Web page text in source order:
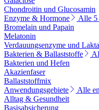
Chondroitin und Glucosamin
Enzyme & Hormone
Alle 5
Bromelain und Papain
Melatonin
Verdauungsenzyme und
Bakterien & Ballaststoffe
Bakterien und Hefen
Akazienfaser
Ballaststoffmix
Anwendungsgebiete
Alle
Alltag & Gesundheit
Basisabsicherung